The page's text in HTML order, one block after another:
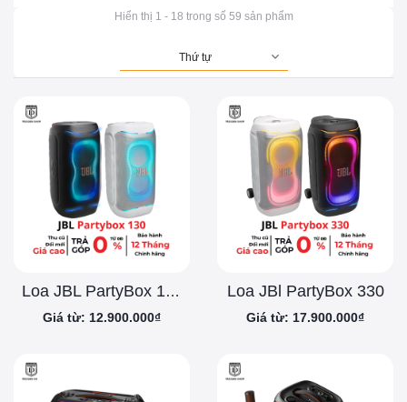
Hiển thị 1 - 18 trong số 59 sản phẩm
Thứ tự
Loa JBL PartyBox 130
Giá từ: 12.900.000₫
Loa JBl PartyBox 330
Giá từ: 17.900.000₫